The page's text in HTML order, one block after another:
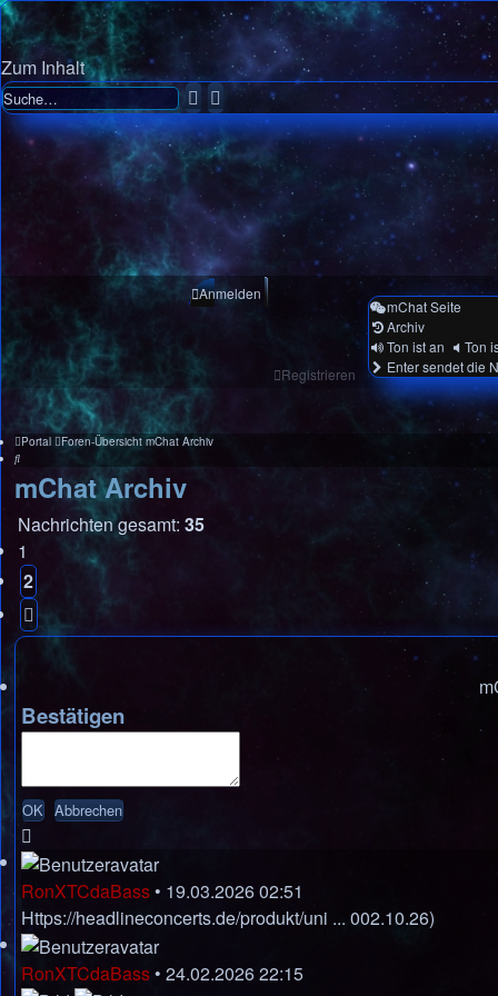
Zum Inhalt
SucheErweiterte
Suche
Anmelden
Registrieren
mChat Seite
Archiv
Ton ist an
Ton
Enter sendet die
Portal Foren-Übersicht mChat Archiv
Suche
mChat Archiv
Nachrichten gesamt: 35
1
2
Nächste
Bestätigen
RonXTCdaBass • 19.03.2026 02:51
Https://headlineconcerts.de/produkt/uni ... 002.10.26)
RonXTCdaBass• 24.02.2026 22:15